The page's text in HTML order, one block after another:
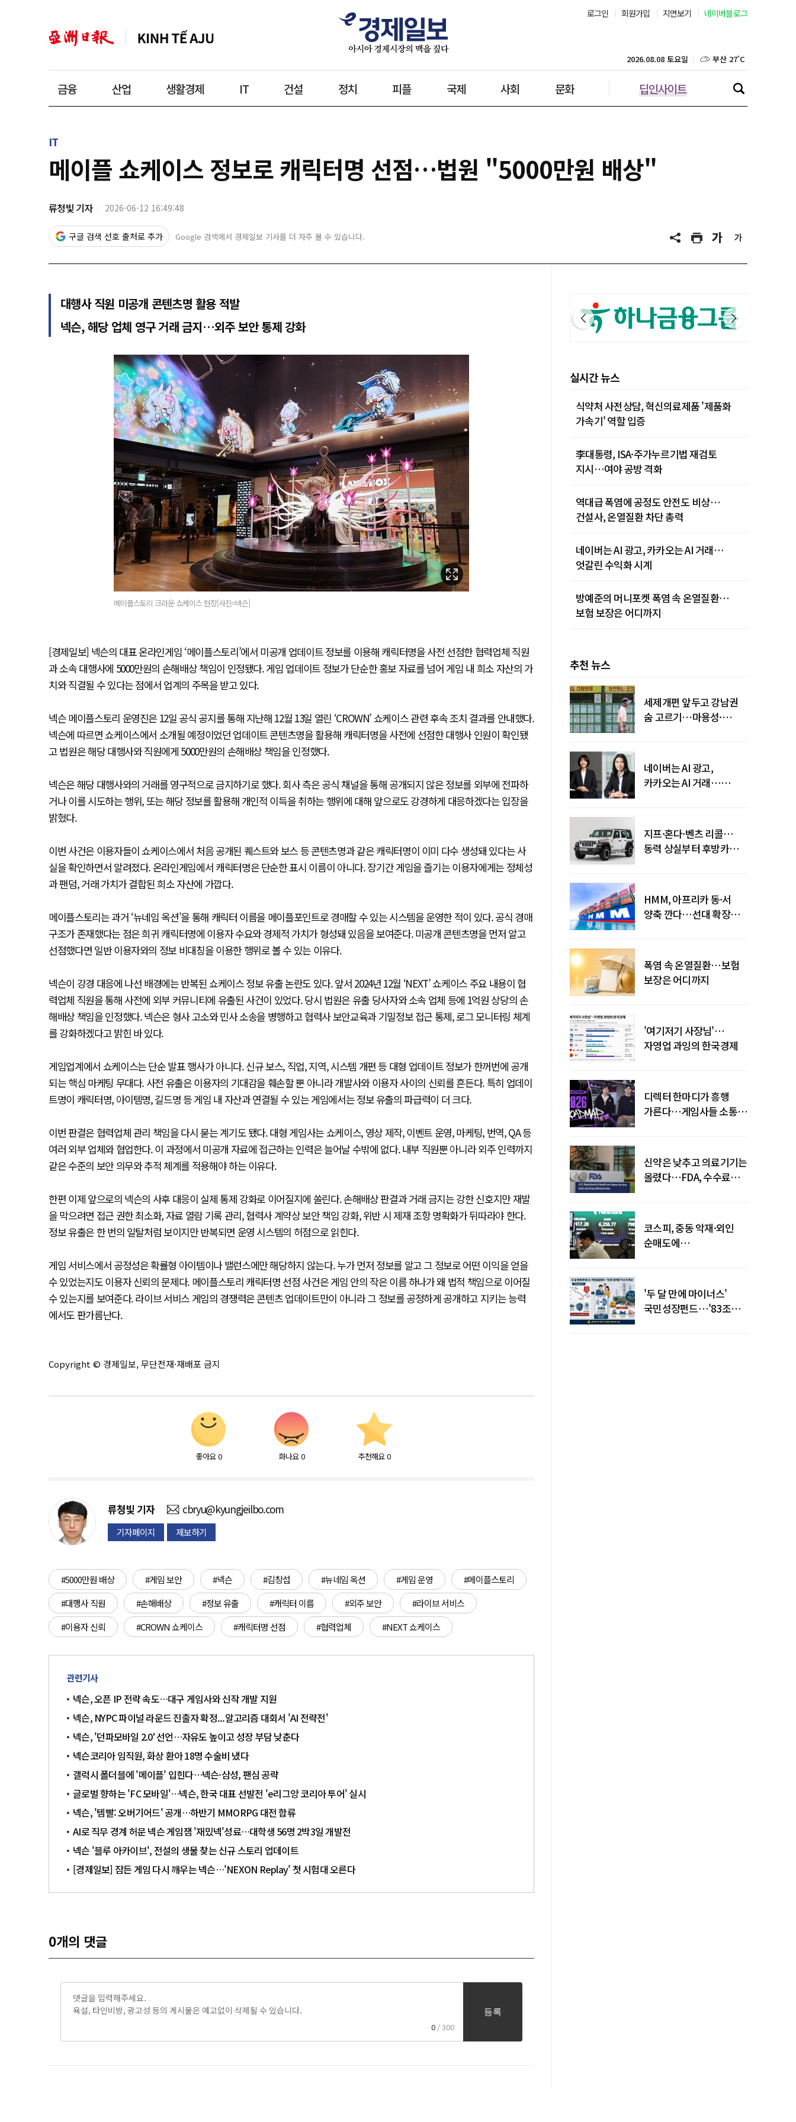
로그인 회원가입 지면보기 네이버블로그
금융 산업 생활경제 IT 건설 정치 피플 국제 사회 문화 딥인사이트
2026.08.08 토요일 대구 26˚C
인천 26˚C
제주 29˚C
IT
메이플 쇼케이스 정보로 캐릭터명 선점…법원 "5000만원 배상"
류청빛 기자 2026-06-12 16:49:48
구글 검색 선호 출처로 추가 Google 검색에서 경제일보 기사를 더 자주 볼 수 있습니다.
대행사 직원 미공개 콘텐츠명 활용 적발
넥슨, 해당 업체 영구 거래 금지…외주 보안 통제 강화
메이플스토리 크라운 쇼케이스 현장[사진=넥슨]
[경제일보] 넥슨의 대표 온라인게임 ‘메이플스토리’에서 미공개 업데이트 정보를 이용해 캐릭터명을 사전 선점한 협력업체 직원
과 소속 대행사에 5000만원의 손해배상 책임이 인정됐다. 게임 업데이트 정보가 단순한 홍보 자료를 넘어 게임 내 희소 자산의 가
치와 직결될 수 있다는 점에서 업계의 주목을 받고 있다.
넥슨 메이플스토리 운영진은 12일 공식 공지를 통해 지난해 12월 13일 열린 ‘CROWN’ 쇼케이스 관련 후속 조치 결과를 안내했다.
넥슨에 따르면 쇼케이스에서 소개될 예정이었던 업데이트 콘텐츠명을 활용해 캐릭터명을 사전에 선점한 대행사 인원이 확인됐
고 법원은 해당 대행사와 직원에게 5000만원의 손해배상 책임을 인정했다.
넥슨은 해당 대행사와의 거래를 영구적으로 금지하기로 했다. 회사 측은 공식 채널을 통해 공개되지 않은 정보를 외부에 전파하
거나 이를 시도하는 행위, 또는 해당 정보를 활용해 개인적 이득을 취하는 행위에 대해 앞으로도 강경하게 대응하겠다는 입장을
밝혔다.
이번 사건은 이용자들이 쇼케이스에서 처음 공개된 퀘스트와 보스 등 콘텐츠명과 같은 캐릭터명이 이미 다수 생성돼 있다는 사
실을 확인하면서 알려졌다. 온라인게임에서 캐릭터명은 단순한 표시 이름이 아니다. 장기간 게임을 즐기는 이용자에게는 정체성
과 팬덤, 거래 가치가 결합된 희소 자산에 가깝다.
메이플스토리는 과거 ‘뉴네임 옥션’을 통해 캐릭터 이름을 메이플포인트로 경매할 수 있는 시스템을 운영한 적이 있다. 공식 경매
구조가 존재했다는 점은 희귀 캐릭터명에 이용자 수요와 경제적 가치가 형성돼 있음을 보여준다. 미공개 콘텐츠명을 먼저 알고
선점했다면 일반 이용자와의 정보 비대칭을 이용한 행위로 볼 수 있는 이유다.
넥슨이 강경 대응에 나선 배경에는 반복된 쇼케이스 정보 유출 논란도 있다. 앞서 2024년 12월 ‘NEXT’ 쇼케이스 주요 내용이 협
력업체 직원을 통해 사전에 외부 커뮤니티에 유출된 사건이 있었다. 당시 법원은 유출 당사자와 소속 업체 등에 1억원 상당의 손
해배상 책임을 인정했다. 넥슨은 형사 고소와 민사 소송을 병행하고 협력사 보안교육과 기밀정보 접근 통제, 로그 모니터링 체계
를 강화하겠다고 밝힌 바 있다.
게임업계에서 쇼케이스는 단순 발표 행사가 아니다. 신규 보스, 직업, 지역, 시스템 개편 등 대형 업데이트 정보가 한꺼번에 공개
되는 핵심 마케팅 무대다. 사전 유출은 이용자의 기대감을 훼손할 뿐 아니라 개발사와 이용자 사이의 신뢰를 흔든다. 특히 업데이
트명이 캐릭터명, 아이템명, 길드명 등 게임 내 자산과 연결될 수 있는 게임에서는 정보 유출의 파급력이 더 크다.
이번 판결은 협력업체 관리 책임을 다시 묻는 계기도 됐다. 대형 게임사는 쇼케이스, 영상 제작, 이벤트 운영, 마케팅, 번역, QA 등
여러 외부 업체와 협업한다. 이 과정에서 미공개 자료에 접근하는 인력은 늘어날 수밖에 없다. 내부 직원뿐 아니라 외주 인력까지
같은 수준의 보안 의무와 추적 체계를 적용해야 하는 이유다.
한편 이제 앞으로의 넥슨의 사후 대응이 실제 통제 강화로 이어질지에 쏠린다. 손해배상 판결과 거래 금지는 강한 신호지만 재발
을 막으려면 접근 권한 최소화, 자료 열람 기록 관리, 협력사 계약상 보안 책임 강화, 위반 시 제재 조항 명확화가 뒤따라야 한다.
정보 유출은 한 번의 일탈처럼 보이지만 반복되면 운영 시스템의 허점으로 읽힌다.
게임 서비스에서 공정성은 확률형 아이템이나 밸런스에만 해당하지 않는다. 누가 먼저 정보를 알고 그 정보로 어떤 이익을 얻을
수 있었는지도 이용자 신뢰의 문제다. 메이플스토리 캐릭터명 선점 사건은 게임 안의 작은 이름 하나가 왜 법적 책임으로 이어질
수 있는지를 보여준다. 라이브 서비스 게임의 경쟁력은 콘텐츠 업데이트만이 아니라 그 정보를 공정하게 공개하고 지키는 능력
에서도 판가름난다.
Copyright © 경제일보, 무단전재·재배포 금지
좋아요 0 화나요 0 추천해요 0
류청빛 기자 cbryu@kyungjeilbo.com
기자페이지 제보하기
#5000만원 배상 #게임 보안 #넥슨 #김창섭 #뉴네임 옥션 #게임 운영
#메이플스토리
#대행사 직원
#손해배상 #정보 유출 #캐릭터 이름 #외주 보안
#라이브 서비스
#이용자 신뢰
#CROWN 쇼케이스 #캐릭터명 선점 #협력업체 #NEXT 쇼케이스
관련기사
넥슨, 오픈 IP 전략 속도…대구 게임사와 신작 개발 지원
넥슨, NYPC 파이널 라운드 진출자 확정...알고리즘 대회서 'AI 전략전'
넥슨, '던파모바일 2.0' 선언…자유도 높이고 성장 부담 낮춘다
넥슨코리아 임직원, 화상 환아 18명 수술비 냈다
갤럭시 폴더블에 '메이플' 입힌다…넥슨·삼성, 팬심 공략
글로벌 향하는 'FC 모바일'…넥슨, 한국 대표 선발전 'e리그앙 코리아 투어' 실시
넥슨, '템빨: 오버기어드' 공개…하반기 MMORPG 대전 합류
AI로 직무 경계 허문 넥슨 게임잼 '재밌넥'성료…대학생 56명 2박3일 개발전
넥슨 '블루 아카이브', 전설의 생물 찾는 신규 스토리 업데이트
[경제일보] 잠든 게임 다시 깨우는 넥슨…'NEXON Replay' 첫 시험대 오른다
0개의 댓글
0 / 300
등록
실시간 뉴스
식약처 사전상담, 혁신의료제품 '제품화
가속기' 역할 입증
李대통령, ISA·주가누르기법 재검토
지시…여야 공방 격화
역대급 폭염에 공정도 안전도 비상…
건설사, 온열질환 차단 총력
네이버는 AI 광고, 카카오는 AI 거래…
엇갈린 수익화 시계
방예준의 머니포켓 폭염 속 온열질환…
보험 보장은 어디까지
추천 뉴스
세제개편 앞두고 강남권
숨 고르기…마용성·
네이버는 AI 광고,
카카오는 AI 거래…
지프·혼다·벤츠 리콜…
동력 상실부터 후방카메라
HMM, 아프리카 동·서
양축 깐다…선대 확장
폭염 속 온열질환…보험
보장은 어디까지
'여기저기 사장님'…
자영업 과잉의 한국경제
디렉터 한마디가 흥행
가른다…게임사들 소통
신약은 낮추고 의료기기는
올렸다…FDA, 수수료
코스피, 중동 악재·외인
순매도에
'두 달 만에 마이너스'
국민성장펀드…'83조